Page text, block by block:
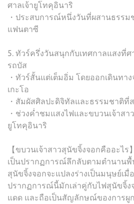
ศาลเจ้ายูโทคุอินาริ
・ประสบการณ์หนึ่งวันที่ผสานธรรม
แฟนตาซี
5. ทัวร์ครึ่งวันสนุกกับเทศกาลแสงที่ศ
รถบัส
・ทัวร์สั้นแต่เต็มอิ่ม โดยออกเดินทา
เกะโอ
・สัมผัสศิลปะดิจิทัลและธรรมชาติที่
・ช่วงค่ำชมแสงไฟและขบวนเจ้าสา
ยูโทคุอินาริ
【ขบวนเจ้าสาวสุนัขจิ้งจอกคืออะไร】
เป็นปรากฏการณ์ลึกลับตามตำนาน
สุนัขจิ้งจอกจะแปลงร่างเป็นมนุษย์เมื่
ปรากฏการณ์นี้มักเล่าคู่กับไฟสุนัขจิ้
แดด และถือเป็นสัญลักษณ์ของการผู